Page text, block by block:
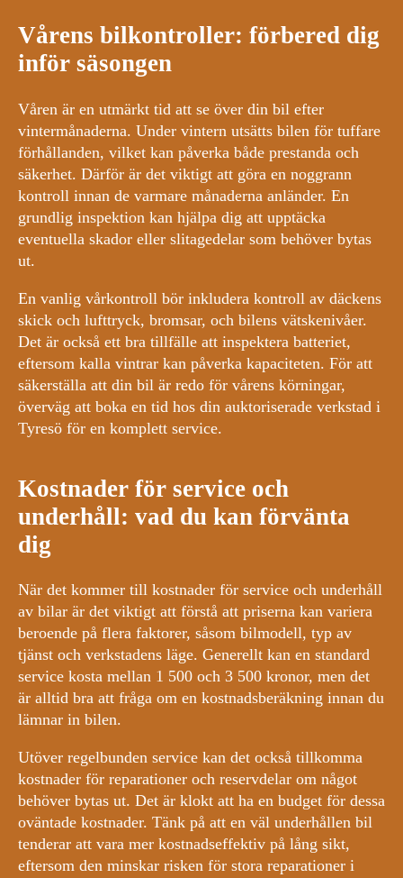
Vårens bilkontroller: förbered dig
inför säsongen
Våren är en utmärkt tid att se över din bil efter
vintermånaderna. Under vintern utsätts bilen för tuffare
förhållanden, vilket kan påverka både prestanda och
säkerhet. Därför är det viktigt att göra en noggrann
kontroll innan de varmare månaderna anländer. En
grundlig inspektion kan hjälpa dig att upptäcka
eventuella skador eller slitagedelar som behöver bytas
ut.
En vanlig vårkontroll bör inkludera kontroll av däckens
skick och lufttryck, bromsar, och bilens vätskenivåer.
Det är också ett bra tillfälle att inspektera batteriet,
eftersom kalla vintrar kan påverka kapaciteten. För att
säkerställa att din bil är redo för vårens körningar,
överväg att boka en tid hos din auktoriserade verkstad i
Tyresö för en komplett service.
Kostnader för service och
underhåll: vad du kan förvänta
dig
När det kommer till kostnader för service och underhåll
av bilar är det viktigt att förstå att priserna kan variera
beroende på flera faktorer, såsom bilmodell, typ av
tjänst och verkstadens läge. Generellt kan en standard
service kosta mellan 1 500 och 3 500 kronor, men det
är alltid bra att fråga om en kostnadsberäkning innan du
lämnar in bilen.
Utöver regelbunden service kan det också tillkomma
kostnader för reparationer och reservdelar om något
behöver bytas ut. Det är klokt att ha en budget för dessa
oväntade kostnader. Tänk på att en väl underhållen bil
tenderar att vara mer kostnadseffektiv på lång sikt,
eftersom den minskar risken för stora reparationer i